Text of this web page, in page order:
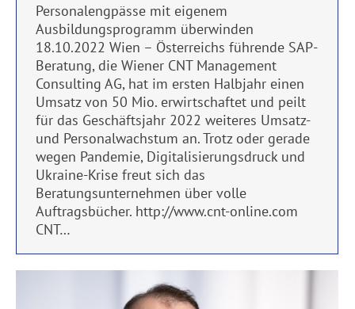
Personalengpässe mit eigenem
Ausbildungsprogramm überwinden
18.10.2022 Wien – Österreichs führende SAP-
Beratung, die Wiener CNT Management
Consulting AG, hat im ersten Halbjahr einen
Umsatz von 50 Mio. erwirtschaftet und peilt
für das Geschäftsjahr 2022 weiteres Umsatz-
und Personalwachstum an. Trotz oder gerade
wegen Pandemie, Digitalisierungsdruck und
Ukraine-Krise freut sich das
Beratungsunternehmen über volle
Auftragsbücher. http://www.cnt-online.com
CNT…